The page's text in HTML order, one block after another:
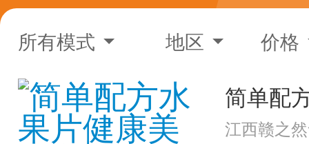
所有模式 地区 价格
江西赣之